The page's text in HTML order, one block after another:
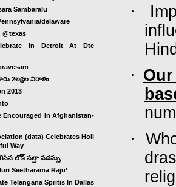
Sambaralu
delaware
@texas
In Detroit At Dtc
2లక్షల విరాళం
2013
Encouraged In Afghanistan-
(data) Celebrates Holi
Way
లోక్ సత్తా సదస్సు
Seetharama Raju’
Telangana Spritis In Dallas
·
·
·